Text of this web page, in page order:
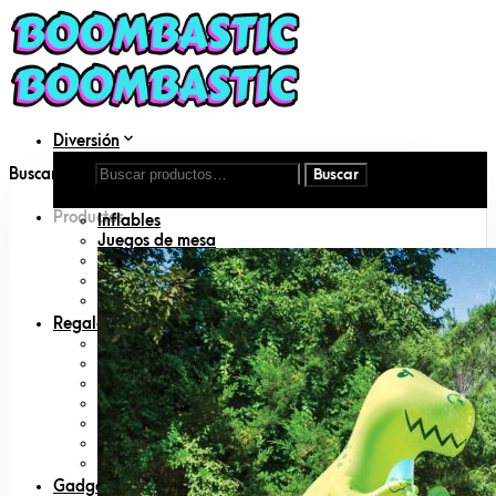
Diversión
Aire libre
DIY
Inflables
Juegos de mesa
Juguetes
Juguetes para mascotas
Libros
Regalos
Amigo invisible
Animal lovers
San Valentín
Día del padre
Día de la madre
Geeks
Padres primerizos
Gadgets
Buscar por:
Productos